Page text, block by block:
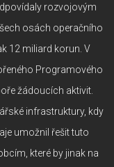
rozvojovým
osách operačního
12 miliard korun. V
Programového
žádoucích aktivit.
infrastruktury, kdy
umožnil řešit tuto
které by jinak na